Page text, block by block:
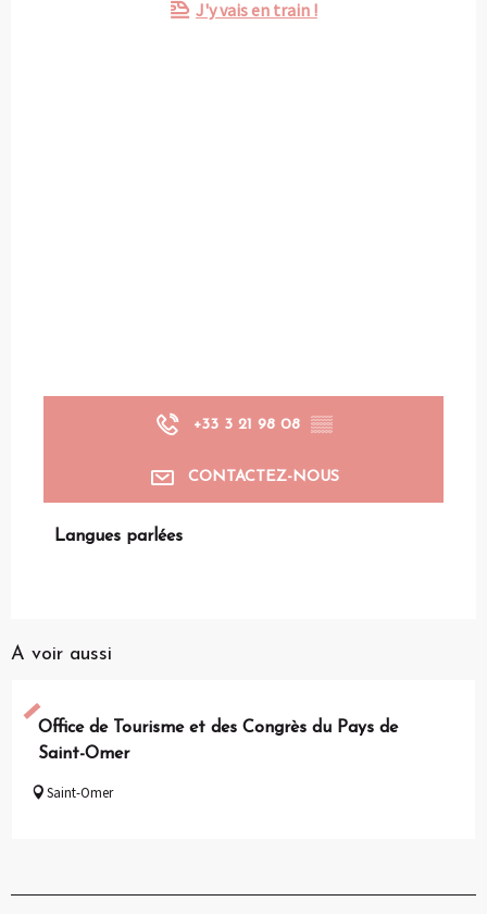
J'y vais en train !
+33 3 21 98 08 ▒▒
CONTACTEZ-NOUS
Langues parlées
Langues parlées
A voir aussi
Office de Tourisme et des Congrès du Pays de
Saint-Omer
Saint-Omer